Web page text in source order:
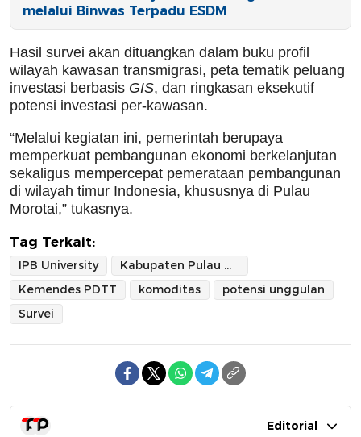
melalui Binwas Terpadu ESDM
Hasil survei akan dituangkan dalam buku profil
wilayah kawasan transmigrasi, peta tematik peluang
investasi berbasis GIS, dan ringkasan eksekutif
potensi investasi per-kawasan.
“Melalui kegiatan ini, pemerintah berupaya
memperkuat pembangunan ekonomi berkelanjutan
sekaligus mempercepat pemerataan pembangunan
di wilayah timur Indonesia, khususnya di Pulau
Morotai,” tukasnya.
Tag Terkait:
IPB University
Kabupaten Pulau Morotai
Kemendes PDTT
komoditas
potensi unggulan
Survei
Editorial